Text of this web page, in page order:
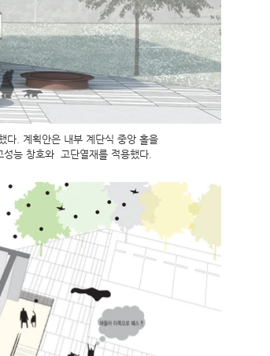
다. 계획안은 내부 계단식 중앙 홀을
능 창호와 고단열재를 적용했다.